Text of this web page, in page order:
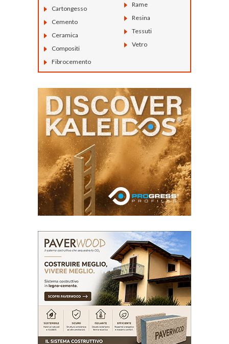
Cartongesso
Cemento
Ceramica
Compositi
Fibrocemento
Rame
Resina
Tessuti
Vetro